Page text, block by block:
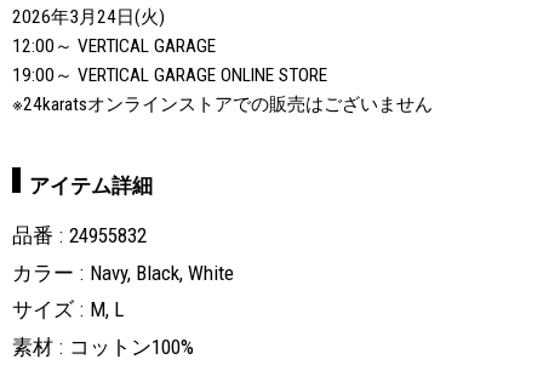
2026年3月24日(火)
12:00～ VERTICAL GARAGE
19:00～ VERTICAL GARAGE ONLINE STORE
※24karatsオンラインストアでの販売はございません
アイテム詳細
品番
24955832
カラー
Navy, Black, White
サイズ
M, L
素材
コットン100%